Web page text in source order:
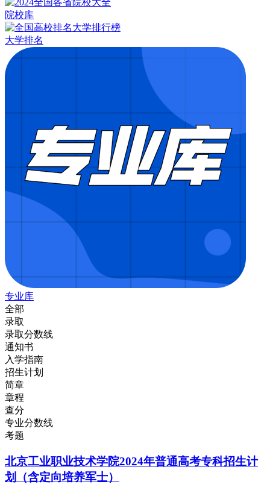
院校库
大学排名
专业库
全部
录取
录取分数线
通知书
入学指南
招生计划
简章
章程
查分
专业分数线
考题
北京工业职业技术学院2024年普通高考专科招生计
划（含定向培养军士）